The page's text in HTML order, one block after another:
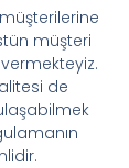
müşteri
de